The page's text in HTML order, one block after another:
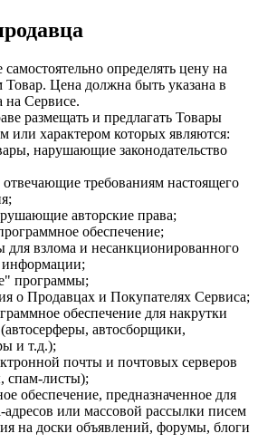
определять цену на
Цена должна быть указана в
на Сервисе.
размещать и предлагать Товары
или характером которых являются:
нарушающие законодательство
требованиям настоящего
авторские права;
обеспечение;
взлома и несанкционированного
информации;
программы;
о Продавцах и Покупателях Сервиса;
обеспечение для накрутки
автосборщики,
и т.д.);
почты и почтовых серверов
спам-листы);
обеспечение, предназначенное для
адресов или массовой рассылки писем
на доски объявлений, форумы, блоги